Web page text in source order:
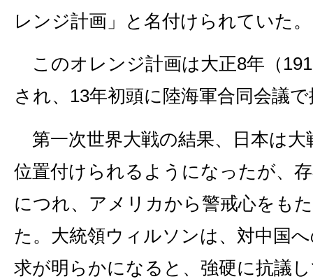
レンジ計画」と名付けられていた。
このオレンジ計画は大正8年（
され、13年初頭に陸海軍合同会議
第一次世界大戦の結果、日本は大
位置付けられるようになったが、
につれ、アメリカから警戒心をも
た。大統領ウィルソンは、対中国
求が明らかになると、強硬に抗議